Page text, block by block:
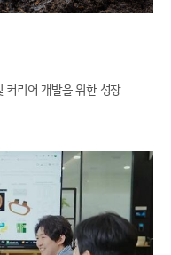
커리어 개발을 위한 성장